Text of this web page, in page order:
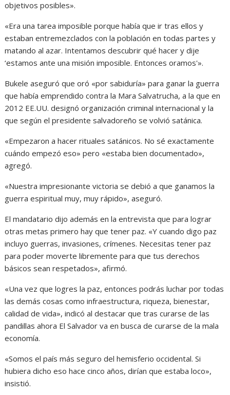
objetivos posibles».
«Era una tarea imposible porque había que ir tras ellos y
estaban entremezclados con la población en todas partes y
matando al azar. Intentamos descubrir qué hacer y dije
‘estamos ante una misión imposible. Entonces oramos'».
Bukele aseguró que oró «por sabiduría» para ganar la guerra
que había emprendido contra la Mara Salvatrucha, a la que en
2012 EE.UU. designó organización criminal internacional y la
que según el presidente salvadoreño se volvió satánica.
«Empezaron a hacer rituales satánicos. No sé exactamente
cuándo empezó eso» pero «estaba bien documentado»,
agregó.
«Nuestra impresionante victoria se debió a que ganamos la
guerra espiritual muy, muy rápido», aseguró.
El mandatario dijo además en la entrevista que para lograr
otras metas primero hay que tener paz. «Y cuando digo paz
incluyo guerras, invasiones, crímenes. Necesitas tener paz
para poder moverte libremente para que tus derechos
básicos sean respetados», afirmó.
«Una vez que logres la paz, entonces podrás luchar por todas
las demás cosas como infraestructura, riqueza, bienestar,
calidad de vida», indicó al destacar que tras curarse de las
pandillas ahora El Salvador va en busca de curarse de la mala
economía.
«Somos el país más seguro del hemisferio occidental. Si
hubiera dicho eso hace cinco años, dirían que estaba loco»,
insistió.